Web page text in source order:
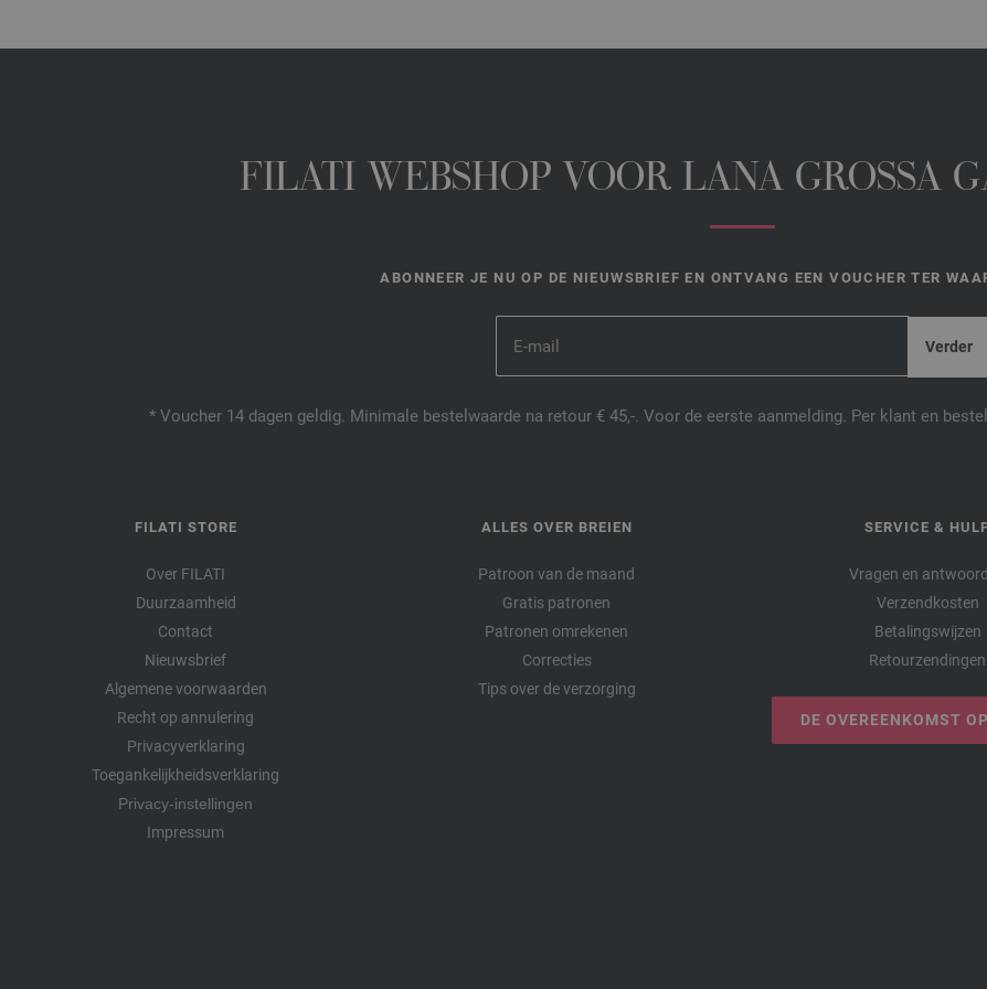
FILATI WEBSHOP VOOR LANA GROSSA
ABONNEER JE NU OP DE NIEUWSBRIEF EN ONTVANG EEN VOUCHER TER
* Voucher 14 dagen geldig. Minimale bestelwaarde na retour € 45,-. Voor de eerste aanmelding. Per klant en
FILATI STORE
Over FILATI
Duurzaamheid
Contact
Nieuwsbrief
Algemene voorwaarden
Recht op annulering
Privacyverklaring
Toegankelijkheidsverklaring
Privacy-instellingen
Impressum
ALLES OVER BREIEN
Patroon van de maand
Gratis patronen
Patronen omrekenen
Correcties
Tips over de verzorging
SERVICE &
Vragen en
Verzendkosten
Betalingswijzen
Retourzendingen
DE OVEREENKOMST